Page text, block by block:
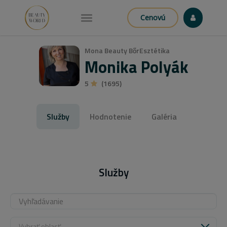
Cenovú
Mona Beauty BőrEsztétika
Monika Polyák
5 (1695)
Služby Hodnotenie Galéria
Služby